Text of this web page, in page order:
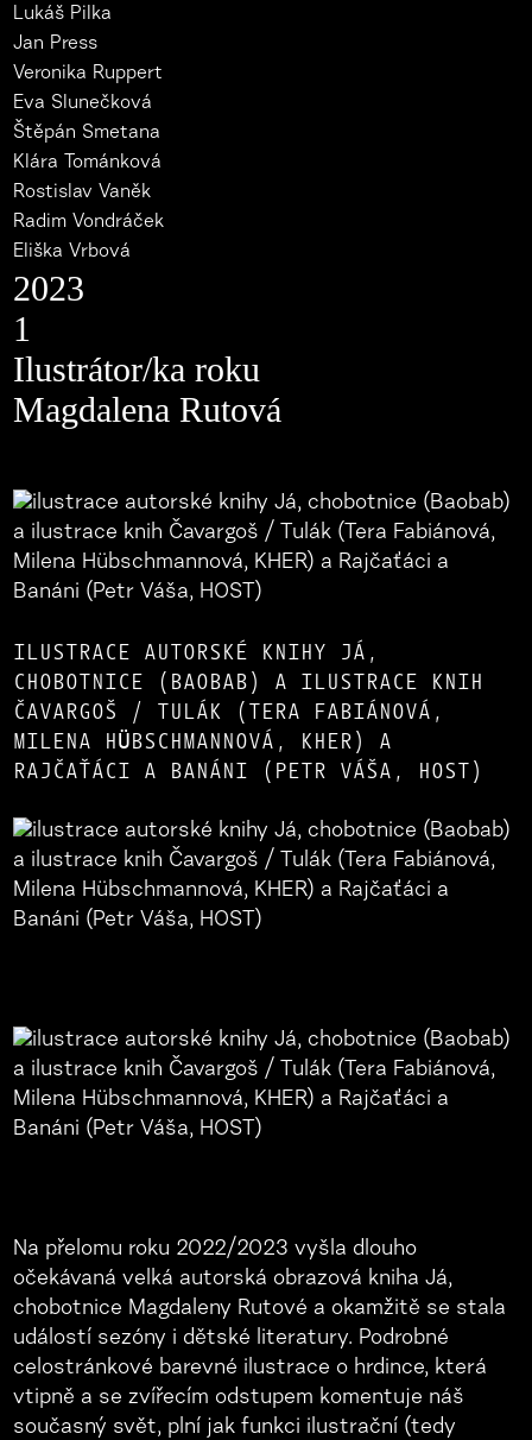
Lukáš Pilka
Jan Press
Veronika Ruppert
Eva Slunečková
Štěpán Smetana
Klára Tománková
Rostislav Vaněk
Radim Vondráček
Eliška Vrbová
2023
1
Ilustrátor/ka roku
Magdalena Rutová
ILUSTRACE AUTORSKÉ KNIHY JÁ,
CHOBOTNICE (BAOBAB) A ILUSTRACE KNIH
ČAVARGOŠ / TULÁK (TERA FABIÁNOVÁ,
MILENA HÜBSCHMANNOVÁ, KHER) A
RAJČAŤÁCI A BANÁNI (PETR VÁŠA, HOST)
Na přelomu roku 2022/2023 vyšla dlouho
očekávaná velká autorská obrazová kniha Já,
chobotnice Magdaleny Rutové a okamžitě se stala
událostí sezóny i dětské literatury. Podrobné
celostránkové barevné ilustrace o hrdince, která
vtipně a se zvířecím odstupem komentuje náš
současný svět, plní jak funkci ilustrační (tedy